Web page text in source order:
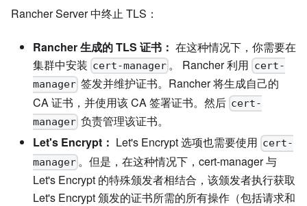
Rancher Server 中终止 TLS：
Rancher 生成的 TLS 证书： 在这种情况下，你需要在
集群中安装 cert-manager 。 Rancher 利用 cert-
manager 签发并维护证书。Rancher 将生成自己的
CA 证书，并使用该 CA 签署证书。然后 cert-
manager 负责管理该证书。
Let's Encrypt： Let's Encrypt 选项也需要使用 cert-
manager 。但是，在这种情况下，cert-manager 与
Let's Encrypt 的特殊颁发者相结合，该颁发者执行获取
Let's Encrypt 颁发的证书所需的所有操作（包括请求和